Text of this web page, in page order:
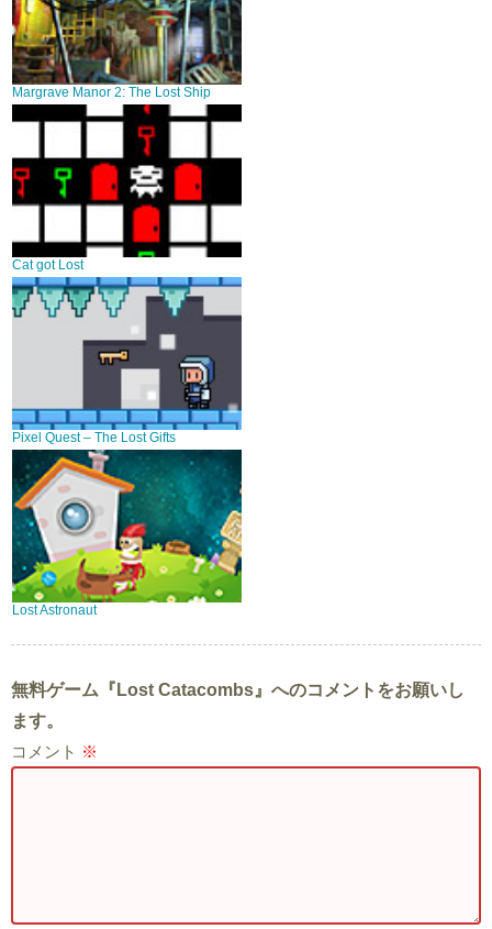
Margrave Manor 2: The Lost Ship
Cat got Lost
Pixel Quest – The Lost Gifts
Lost Astronaut
無料ゲーム『Lost Catacombs』へのコメントをお願いし
ます。
コメント ※